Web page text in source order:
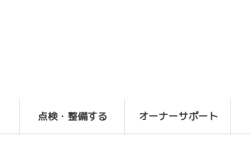
点検・整備する オーナーサポート